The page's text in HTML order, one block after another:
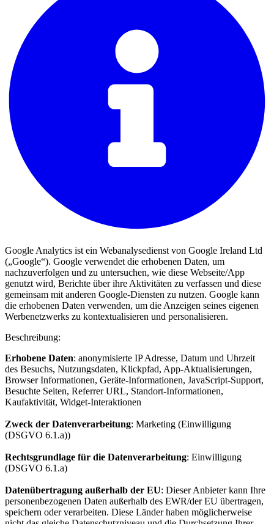
Google Analytics ist ein Webanalysedienst von Google Ireland Ltd
(„Google“). Google verwendet die erhobenen Daten, um
nachzuverfolgen und zu untersuchen, wie diese Webseite/App
genutzt wird, Berichte über ihre Aktivitäten zu verfassen und diese
gemeinsam mit anderen Google-Diensten zu nutzen. Google kann
die erhobenen Daten verwenden, um die Anzeigen seines eigenen
Werbenetzwerks zu kontextualisieren und personalisieren.
Beschreibung:
Erhobene Daten: anonymisierte IP Adresse, Datum und Uhrzeit
des Besuchs, Nutzungsdaten, Klickpfad, App-Aktualisierungen,
Browser Informationen, Geräte-Informationen, JavaScript-Support,
Besuchte Seiten, Referrer URL, Standort-Informationen,
Kaufaktivität, Widget-Interaktionen
Zweck der Datenverarbeitung: Marketing (Einwilligung
(DSGVO 6.1.a))
Rechtsgrundlage für die Datenverarbeitung: Einwilligung
(DSGVO 6.1.a)
Datenübertragung außerhalb der EU: Dieser Anbieter kann Ihre
personenbezogenen Daten außerhalb des EWR/der EU übertragen,
speichern oder verarbeiten. Diese Länder haben möglicherweise